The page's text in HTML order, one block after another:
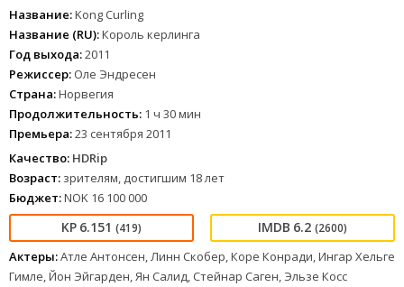
Название:Kong Curling
Название (RU):Король керлинга
Год выхода:2011
Режиссер: Оле Эндресен
Страна:Норвегия
Продолжительность: 1 ч 30 мин
Премьера:23 сентября 2011
Качество: HDRip
Возраст: зрителям, достигшим 18 лет
Бюджет:NOK 16 100 000
6.151 (419) 6.2 (2600)
Актеры:Атле Антонсен, Линн Скобер, Коре Конради, Ингар Хельге
Гимле, Йон Эйгарден, Ян Салид, Стейнар Саген, Эльзе Косс